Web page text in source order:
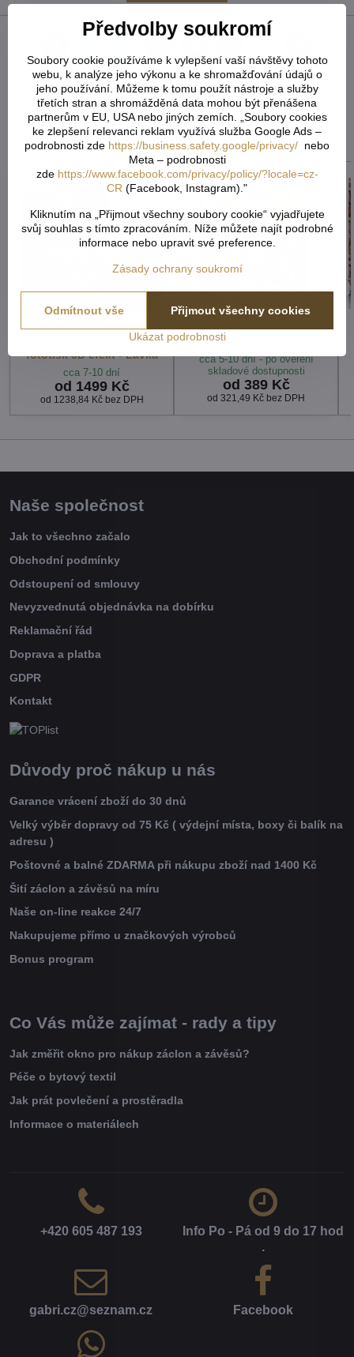
mail
Předchozí produkt Následující produkt
Alternativní produkty
Povlečení z moderního
materiálu Interlock
fototisk 3D efekt - Lávka
cca 7-10 dní
od 1499 Kč
od 1238,84 Kč bez DPH
Fotopolštářek s efektem
cca 5-10 dní - po ověření
skladové dostupnosti
od 389 Kč
od 321,49 Kč bez DPH
Naše společnost
Jak to všechno začalo
Obchodní podmínky
Odstoupení od smlouvy
Nevyzvednutá objednávka na dobírku
Reklamační řád
Doprava a platba
GDPR
Kontakt
Důvody proč nákup u nás
Garance vrácení zboží do 30 dnů
Velký výběr dopravy od 75 Kč ( výdejní místa, boxy či balík na
adresu )
Poštovné a balné ZDARMA při nákupu zboží nad 1400 Kč
Šití záclon a závěsů na míru
Naše on-line reakce 24/7
Nakupujeme přímo u značkových výrobců
Bonus program
Co Vás může zajímat - rady a tipy
Jak změřit okno pro nákup záclon a závěsů?
Péče o bytový textil
Jak prát povlečení a prostěradla
Informace o materiálech
+420 605 487 193
Info Po - Pá od 9 do 17 hod​
.
gabri​.cz​@seznam​.cz Facebook
Předvolby soukromí
Soubory cookie používáme k vylepšení vaší návštěvy tohoto
webu, k analýze jeho výkonu a ke shromažďování údajů o
jeho používání. Můžeme k tomu použít nástroje a služby
třetích stran a shromážděná data mohou být přenášena
partnerům v EU, USA nebo jiných zemích. „Soubory cookies
ke zlepšení relevanci reklam využívá služba Google Ads –
podrobnosti zde https://business.safety.google/privacy/ nebo
Meta – podrobnosti
zde https://www.facebook.com/privacy/policy/?locale=cz-
CR (Facebook, Instagram)."
Kliknutím na „Přijmout všechny soubory cookie“ vyjadřujete
svůj souhlas s tímto zpracováním. Níže můžete najít podrobné
informace nebo upravit své preference.
Zásady ochrany soukromí
Ukázat podrobnosti
Přijmout všechny cookies
Odmítnout vše